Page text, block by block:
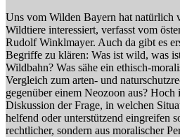
Uns vom Wilden Bayern hat natürlich
Wildtiere interessiert, verfasst vom
Rudolf Winklmayer. Auch da gibt es
Begriffe zu klären: Was ist wild, was
Wildbahn? Was sähe ein ethisch-
Vergleich zum arten- und
gegenüber einem Neozoon aus? Hoch
Diskussion der Frage, in welchen
helfend oder unterstützend eingreifen
rechtlicher, sondern aus moralischer